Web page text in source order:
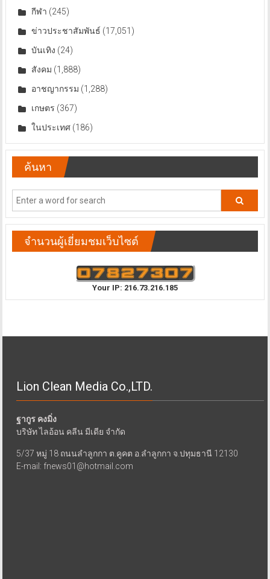
กีฬา (245)
ข่าวประชาสัมพันธ์ (17,051)
บันเทิง (24)
สังคม (1,888)
อาชญากรรม (1,288)
เกษตร (367)
ในประเทศ(186)
ค้นหา
จำนวนผู้เยี่ยมชมเว็บไซต์
Your IP: 216.73.216.185
Lion Clean Media Co.,LTD.
ฐากูร คงมิ่ง
บริษัท ไลอ้อน คลีน มีเดีย จำกัด
5/37 หมู่ 18 ถนนลำลูกกา ต.คูคต อ.ลำลูกกา จ.ปทุมธานี 12130
E-mail: fnews01@hotmail.com